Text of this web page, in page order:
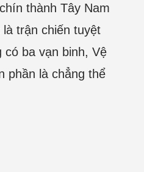
thành Tây Nam
trận chiến tuyệt
có ba vạn binh, Vệ
phần là chẳng thể